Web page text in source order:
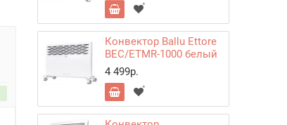
Конвектор Ballu Ettore
BEC/ETMR-1000 белый
4 499р.